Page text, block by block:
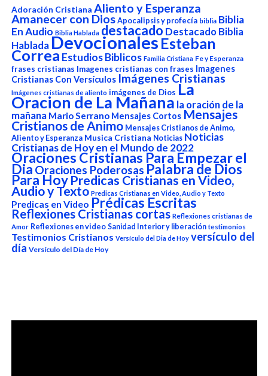
Adoración Cristiana Aliento y Esperanza
Amanecer con Dios Apocalipsis y profecía biblia Biblia
En Audio Biblia Hablada destacado Destacado Biblia
HabladaDevocionalesEsteban
Correa Estudios Biblicos Familia Cristiana Fe y Esperanza
frases cristianas Imagenes cristianas con frases Imagenes
Cristianas Con Versículos Imágenes Cristianas
Imágenes cristianas de aliento imágenes de Dios La
Oracion de La Mañana la oración de la
mañana Mario Serrano Mensajes Cortos Mensajes
Cristianos de Animo Mensajes Cristianos de Animo,
Aliento y Esperanza Musica Cristiana Noticias Noticias
Cristianas de Hoy en el Mundo de 2022
Oraciones Cristianas Para Empezar el
DiaOraciones Poderosas Palabra de Dios
Para Hoy Predicas Cristianas en Video,
Audio y Texto Predicas Cristianas en Video, Audio y Texto
Predicas en Video Prédicas Escritas
Reflexiones Cristianas cortas Reflexiones cristianas de
Amor Reflexiones en video Sanidad Interior y liberación testimonios
Testimonios Cristianos Versículo del Dia de Hoy versículo del
día Versículo del Día de Hoy
Reproductor